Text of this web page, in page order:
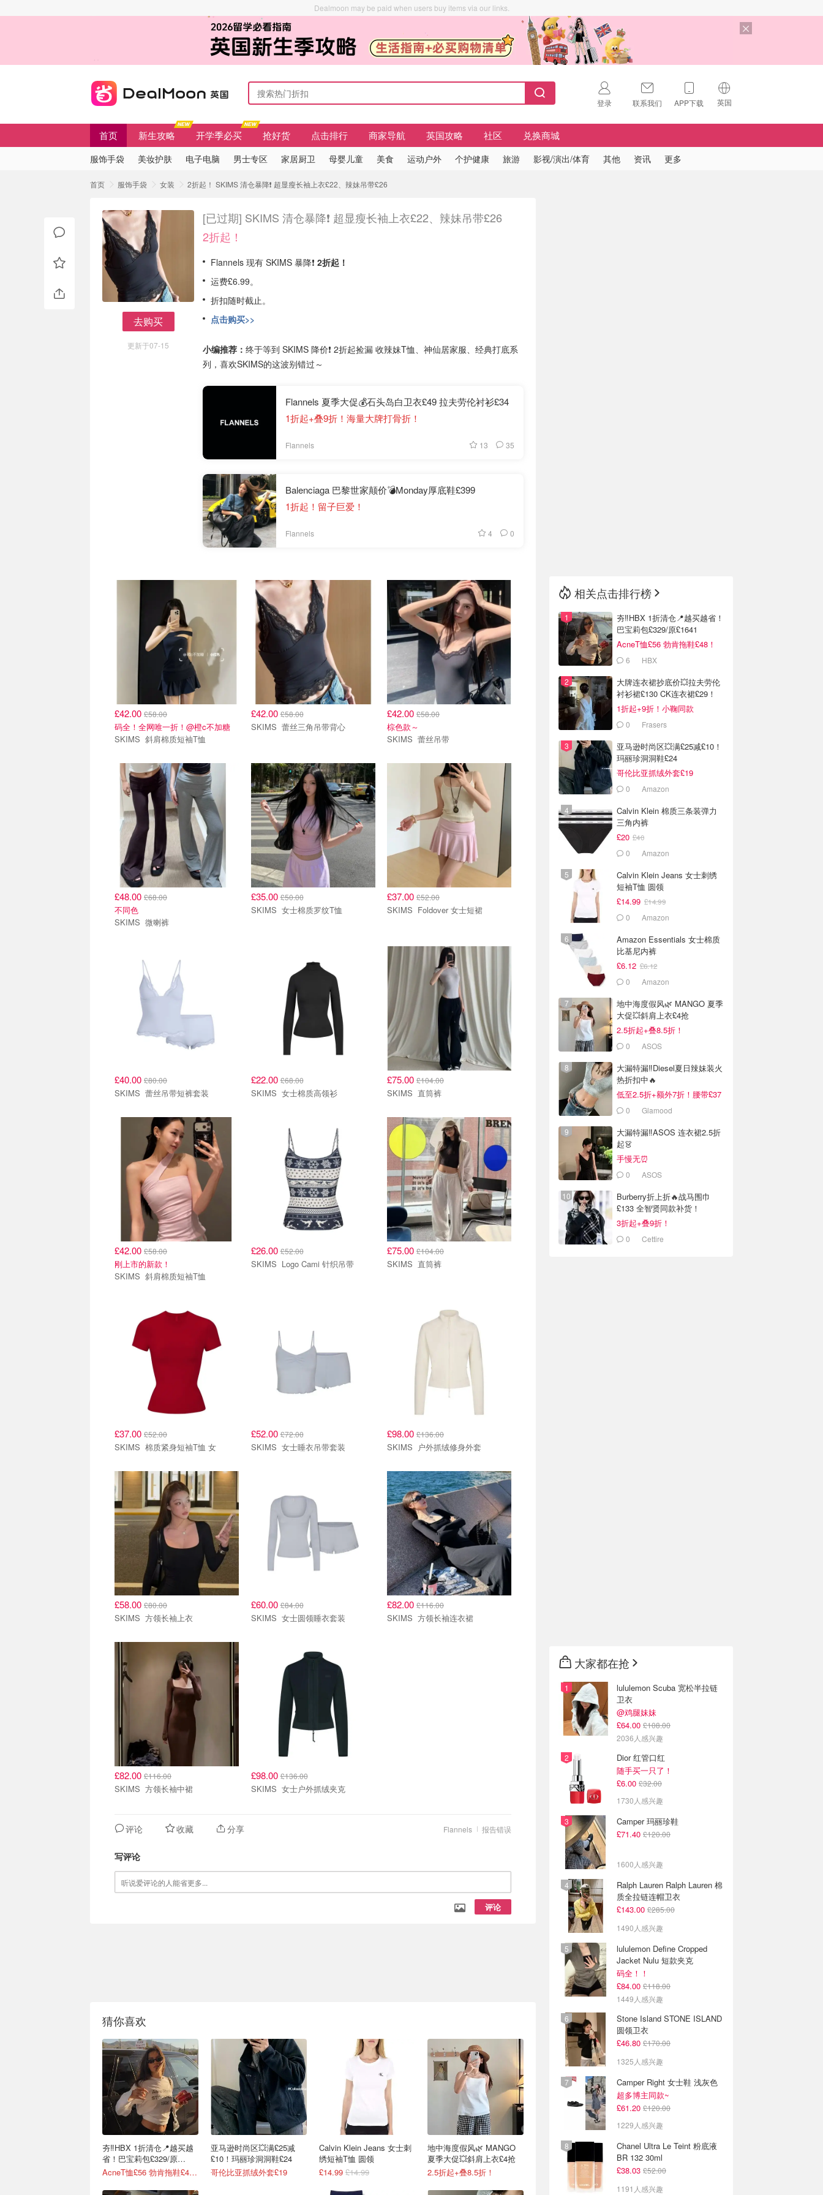
Dealmoon may be paid when users buy items via our links.
登录 联系我们 APP下载 英国
🇺🇸
🇨🇳
中国
首页 新生攻略 开学季必买 抢好货 点击排行 商家导航 英国攻略 社区 兑换商城
服饰手袋 美妆护肤 电子电脑 男士专区 家居厨卫 母婴儿童 美食 运动户外 个护健康 旅游 影视/演出/体育 其他 资讯 更多
首页 服饰手袋 女装 2折起！ SKIMS 清仓暴降❗️ 超显瘦长袖上衣£22、辣妹吊带£26
去购买
更新于07-15
[已过期] SKIMS 清仓暴降❗️ 超显瘦长袖上衣£22、辣妹吊带£26
2折起！
Flannels 现有 SKIMS 暴降❗️ 2折起！
运费£6.99。
折扣随时截止。
点击购买>>
小编推荐： 终于等到 SKIMS 降价❗️ 2折起捡漏 收辣妹T恤、神仙居家服、经典打底系
列，喜欢SKIMS的这波别错过～
Flannels 夏季大促💰石头岛白卫衣£49 拉夫劳伦衬衫£34
1折起+叠9折！海量大牌打骨折！
Flannels 13 35
Balenciaga 巴黎世家颠价💣Monday厚底鞋£399
1折起！留子巨爱！
Flannels 4 0
£42.00 £58.00
码全！全网唯一折！@橙c不加糖
SKIMS 斜肩棉质短袖T恤
£42.00£58.00
SKIMS 蕾丝三角吊带背心
£42.00 £58.00
棕色款～
SKIMS 蕾丝吊带
£48.00 £68.00
不同色
SKIMS 微喇裤
£35.00£50.00
SKIMS 女士棉质罗纹T恤
£37.00 £52.00
SKIMS Foldover 女士短裙
£40.00 £80.00
SKIMS 蕾丝吊带短裤套装
£22.00£68.00
SKIMS 女士棉质高领衫
£75.00 £104.00
SKIMS 直筒裤
£42.00 £58.00
刚上市的新款！
SKIMS 斜肩棉质短袖T恤
£26.00£52.00
SKIMS Logo Cami 针织吊带
£75.00 £104.00
SKIMS 直筒裤
£37.00 £52.00
SKIMS 棉质紧身短袖T恤 女
£52.00£72.00
SKIMS 女士睡衣吊带套装
£98.00 £136.00
SKIMS 户外抓绒修身外套
£58.00 £80.00
SKIMS 方领长袖上衣
£60.00£84.00
SKIMS 女士圆领睡衣套装
£82.00 £116.00
SKIMS 方领长袖连衣裙
£82.00 £116.00
SKIMS 方领长袖中裙
£98.00£136.00
SKIMS 女士户外抓绒夹克
报告错误
Flannels
评论 收藏 分享
写评论
评论
猜你喜欢
夯‼️HBX 1折清仓📍越买越
省！巴宝莉包£329/原
£1641
AcneT恤£56 勃肯拖鞋£48！
亚马逊时尚区💥满£25减
£10！玛丽珍洞洞鞋£24
哥伦比亚抓绒外套£19
Calvin Klein Jeans 女士刺
绣短袖T恤 圆领
£14.99 £14.99
地中海度假风🌿 MANGO
夏季大促💥斜肩上衣£4抢
2.5折起+叠8.5折！
相关点击排行榜
夯‼️HBX 1折清仓📍越买越省！
巴宝莉包£329/原£1641
AcneT恤£56 勃肯拖鞋£48！
6 HBX
大牌连衣裙抄底价💥拉夫劳伦
衬衫裙£130 CK连衣裙£29！
1折起+9折！小鞠同款
Ganni£88
0 Frasers
亚马逊时尚区💥满£25减£10！
玛丽珍洞洞鞋£24
哥伦比亚抓绒外套£19
0 Amazon
Calvin Klein 棉质三条装弹力
三角内裤
£20 £40
0 Amazon
Calvin Klein Jeans 女士刺绣
短袖T恤 圆领
£14.99 £14.99
0 Amazon
Amazon Essentials 女士棉质
比基尼内裤
£6.12 £6.12
0 Amazon
地中海度假风🌿 MANGO 夏季
大促💥斜肩上衣£4抢
2.5折起+叠8.5折！
0 ASOS
大漏特漏‼️Diesel夏日辣妹装火
热折扣中🔥
低至2.5折+额外7折！腰带£37
0 Glamood
大漏特漏‼️ASOS 连衣裙2.5折
起👗
手慢无⏰
0 ASOS
Burberry折上折🔥战马围巾
£133 全智贤同款补货！
3折起+叠9折！
0 Cettire
大家都在抢
lululemon Scuba 宽松半拉链
卫衣
@鸡腿妹妹
£64.00 £108.00
2036人感兴趣
Dior 红管口红
随手买一只了！
£6.00 £32.00
1730人感兴趣
Camper 玛丽珍鞋
£71.40 £120.00
1600人感兴趣
Ralph Lauren Ralph Lauren 棉
质全拉链连帽卫衣
£143.00 £285.00
1490人感兴趣
lululemon Define Cropped
Jacket Nulu 短款夹克
码全！！
£84.00 £118.00
1449人感兴趣
Stone Island STONE ISLAND
圆领卫衣
£46.80 £170.00
1325人感兴趣
Camper Right 女士鞋 浅灰色
超多博主同款~
£61.20 £120.00
1229人感兴趣
Chanel Ultra Le Teint 粉底液
BR 132 30ml
£38.03 £52.00
1191人感兴趣